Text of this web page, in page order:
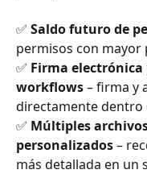
✅ Saldo futuro de
permisos con mayor
✅ Firma
workflows – firma y
directamente dentro
✅ Múltiples
personalizados –
más detallada en un